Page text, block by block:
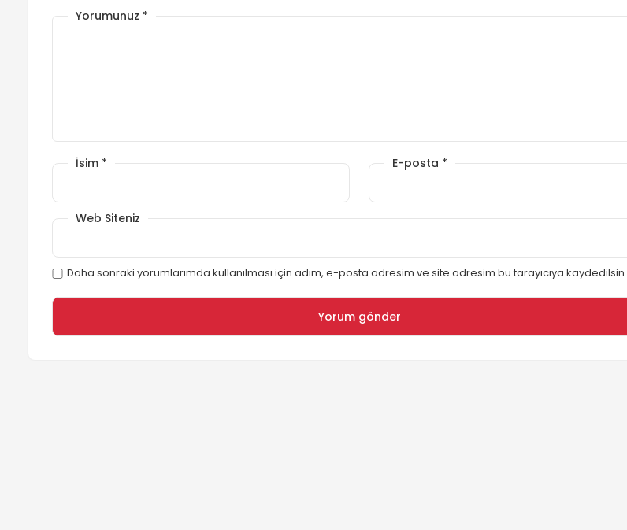
Yorumunuz *
İsim * E-posta *
Web Siteniz
Daha sonraki yorumlarımda kullanılması için adım, e-posta adresim ve site adresim bu tarayıcıya kaydedilsin.